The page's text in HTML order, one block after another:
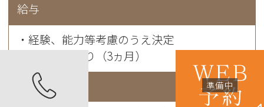
給与
・経験、能力等考慮のうえ決定
・試用期間あり（3ヵ月）
勤務時間